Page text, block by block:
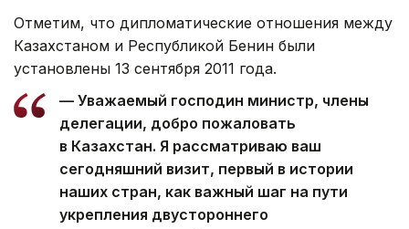
Отметим, что дипломатические отношения между
Казахстаном и Республикой Бенин были
установлены 13 сентября 2011 года.
— Уважаемый господин министр, члены
делегации, добро пожаловать
в Казахстан. Я рассматриваю ваш
сегодняшний визит, первый в истории
наших стран, как важный шаг на пути
укрепления двустороннего